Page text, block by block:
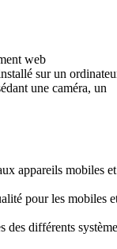
web
sur un
une caméra, un
appareils mobiles et
pour les mobiles
des différents